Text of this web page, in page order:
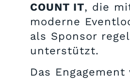
COUNT IT, die
moderne
als Sponsor
unterstützt.
Das